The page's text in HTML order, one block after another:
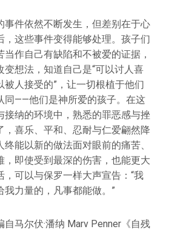
事件依然不断发生，但差别在于心
，这些事件变得能够处理。孩子们
当作自己有缺陷和不被爱的证据，
变想法，知道自己是“可以讨人喜
被人接受的”，让一切根植于他们
同——他们是神所爱的孩子。在这
接纳的环境中，熟悉的罪恶感与挫
，喜乐、平和、忍耐与仁爱翩然降
终能以新的做法面对眼前的痛苦、
，即使受到最深的伤害，也能更大
，可以与保罗一样大声宣告：“我
我力量的，凡事都能做。”
自马尔伏·潘纳 Marv Penner《自残